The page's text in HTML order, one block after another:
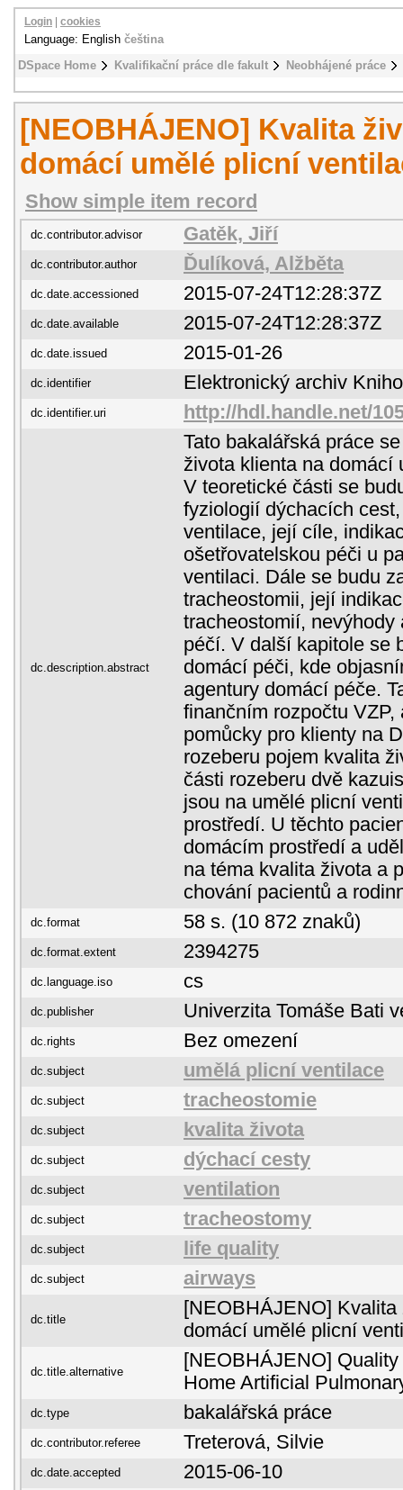
DSpace Home Kvalifikační práce dle fakult Neobhájené práce
Login cookies
Language: English čeština
[NEOBHÁJENO] Kvalita
domácí umělé plicní
Show simple item record
dc.contributor.advisor Gatěk, Jiří
dc.contributor.author Ďulíková, Alžběta
dc.date.accessioned 2015-07-24T12:28:37Z
dc.date.available 2015-07-24T12:28:37Z
dc.date.issued 2015-01-26
dc.identifier Elektronický archiv
dc.identifier.uri http://hdl.handle.net/
dc.description.abstract
Tato bakalářská práce
života klienta na domácí
V teoretické části se
fyziologií dýchacích
ventilace, její cíle,
ošetřovatelskou péči u
ventilaci. Dále se budu
tracheostomii, její
tracheostomií, nevýhody
péčí. V další kapitole se
domácí péči, kde
agentury domácí péče.
finančním rozpočtu VZP,
pomůcky pro klienty na
rozeberu pojem kvalita
části rozeberu dvě
jsou na umělé plicní
prostředí. U těchto
domácím prostředí a
na téma kvalita života a
chování pacientů a
dc.format 58 s. (10 872 znaků)
dc.format.extent 2394275
dc.language.iso cs
dc.publisher Univerzita Tomáše Bati
dc.rights Bez omezení
dc.subject umělá plicní ventilace
dc.subject tracheostomie
dc.subject kvalita života
dc.subject dýchací cesty
dc.subject ventilation
dc.subject tracheostomy
dc.subject life quality
dc.subject airways
dc.title
[NEOBHÁJENO]
domácí umělé plicní
dc.title.alternative
[NEOBHÁJENO]
Home Artificial
dc.type bakalářská práce
dc.contributor.referee Treterová, Silvie
dc.date.accepted 2015-06-10